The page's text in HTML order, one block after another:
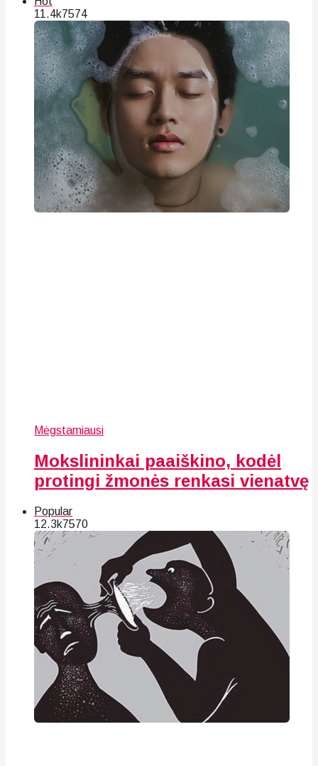
11.4k7574
Mėgstamiausi
Mokslininkai paaiškino, kodėl
protingi žmonės renkasi vienatvę
Popular
12.3k7570